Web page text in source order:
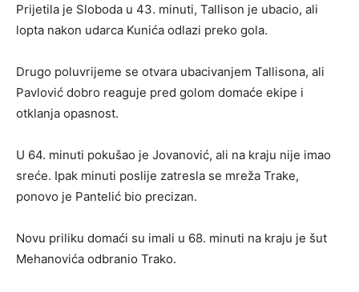
Prijetila je Sloboda u 43. minuti, Tallison je ubacio, ali
lopta nakon udarca Kunića odlazi preko gola.
Drugo poluvrijeme se otvara ubacivanjem Tallisona, ali
Pavlović dobro reaguje pred golom domaće ekipe i
otklanja opasnost.
U 64. minuti pokušao je Jovanović, ali na kraju nije imao
sreće. Ipak minuti poslije zatresla se mreža Trake,
ponovo je Pantelić bio precizan.
Novu priliku domaći su imali u 68. minuti na kraju je šut
Mehanovića odbranio Trako.